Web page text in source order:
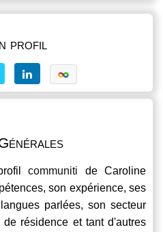
profil
communiti de Caroline
son expérience, ses
parlées, son secteur
résidence et tant d'autres